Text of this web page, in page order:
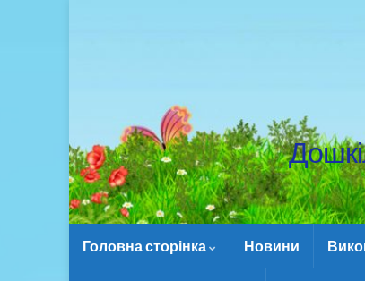
Головна сторінка Новини